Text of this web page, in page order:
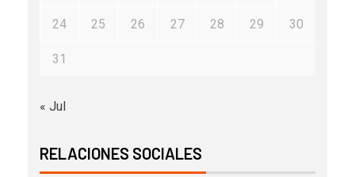
24 25 26 27 28 29 30
31
« Jul
RELACIONES SOCIALES